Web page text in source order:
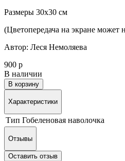
Размеры 30х30 см
(Цветопередача на экране может
Автор: Леся Немоляева
900 р
В наличии
В корзину
Характеристики
Тип Гобеленовая наволочка
Отзывы
Оставить отзыв